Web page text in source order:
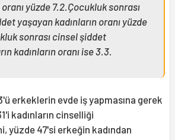
yüzde 7.2.Çocukluk sonrası
yaşayan kadınların oranı yüzde
sonrası cinsel şiddet
kadınların oranı ise 3.3.
erkeklerin evde iş yapmasına gerek
kadınların cinselliği
yüzde 47'si erkeğin kadından